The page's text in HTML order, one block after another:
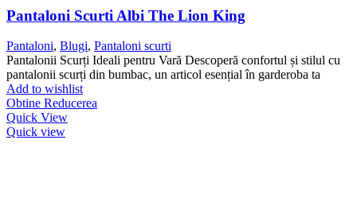
Pantaloni Scurti Albi The Lion King
Pantaloni, Blugi, Pantaloni scurti
Pantalonii Scurți Ideali pentru Vară Descoperă confortul și stilul cu
pantalonii scurți din bumbac, un articol esențial în garderoba ta
Add to wishlist
Obtine Reducerea
Quick View
Quick view